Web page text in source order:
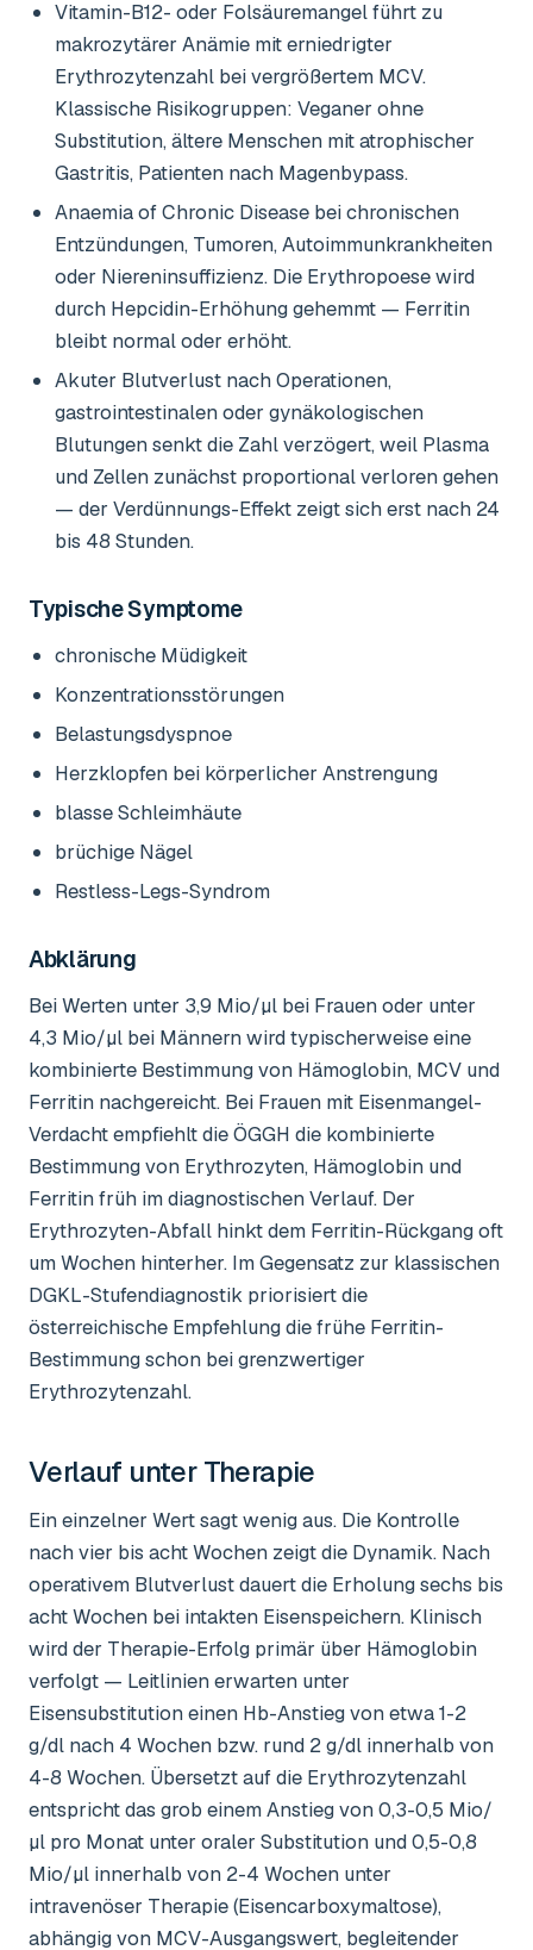
Vitamin-B12- oder Folsäuremangel führt zu
makrozytärer Anämie mit erniedrigter
Erythrozytenzahl bei vergrößertem MCV.
Klassische Risikogruppen: Veganer ohne
Substitution, ältere Menschen mit atrophischer
Gastritis, Patienten nach Magenbypass.
Anaemia of Chronic Disease bei chronischen
Entzündungen, Tumoren, Autoimmunkrankheiten
oder Niereninsuffizienz. Die Erythropoese wird
durch Hepcidin-Erhöhung gehemmt — Ferritin
bleibt normal oder erhöht.
Akuter Blutverlust nach Operationen,
gastrointestinalen oder gynäkologischen
Blutungen senkt die Zahl verzögert, weil Plasma
und Zellen zunächst proportional verloren gehen
— der Verdünnungs-Effekt zeigt sich erst nach 24
bis 48 Stunden.
Typische Symptome
chronische Müdigkeit
Konzentrationsstörungen
Belastungsdyspnoe
Herzklopfen bei körperlicher Anstrengung
blasse Schleimhäute
brüchige Nägel
Restless-Legs-Syndrom
Abklärung
Bei Werten unter 3,9 Mio/µl bei Frauen oder unter
4,3 Mio/µl bei Männern wird typischerweise eine
kombinierte Bestimmung von Hämoglobin, MCV und
Ferritin nachgereicht. Bei Frauen mit Eisenmangel-
Verdacht empfiehlt die ÖGGH die kombinierte
Bestimmung von Erythrozyten, Hämoglobin und
Ferritin früh im diagnostischen Verlauf. Der
Erythrozyten-Abfall hinkt dem Ferritin-Rückgang oft
um Wochen hinterher. Im Gegensatz zur klassischen
DGKL-Stufendiagnostik priorisiert die
österreichische Empfehlung die frühe Ferritin-
Bestimmung schon bei grenzwertiger
Erythrozytenzahl.
Verlauf unter Therapie
Ein einzelner Wert sagt wenig aus. Die Kontrolle
nach vier bis acht Wochen zeigt die Dynamik. Nach
operativem Blutverlust dauert die Erholung sechs bis
acht Wochen bei intakten Eisenspeichern. Klinisch
wird der Therapie-Erfolg primär über Hämoglobin
verfolgt — Leitlinien erwarten unter
Eisensubstitution einen Hb-Anstieg von etwa 1-2
g/dl nach 4 Wochen bzw. rund 2 g/dl innerhalb von
4-8 Wochen. Übersetzt auf die Erythrozytenzahl
entspricht das grob einem Anstieg von 0,3-0,5 Mio/
µl pro Monat unter oraler Substitution und 0,5-0,8
Mio/µl innerhalb von 2-4 Wochen unter
intravenöser Therapie (Eisencarboxymaltose),
abhängig von MCV-Ausgangswert, begleitender